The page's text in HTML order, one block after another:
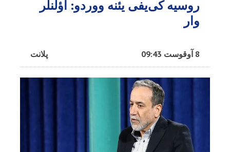
روسیه کی‌یفی یئنه ووردو: اؤلنلر
وار
پلانت 8 آوقوست 09:43